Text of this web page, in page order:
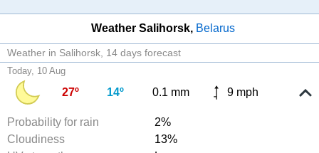
Weather Salihorsk Belarus
Weather in Salihorsk 14 days forecast
Today, 10 Aug
27º 14º 0.1 mm 9 mph
Probability for rain
2%
Cloudiness
13%